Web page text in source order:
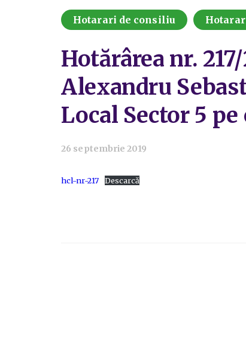
Hotarari de consiliu
Hotărârea nr.
Alexandru
Local Sector 5
26 septembrie 2019
hcl-nr-217 Descarcă